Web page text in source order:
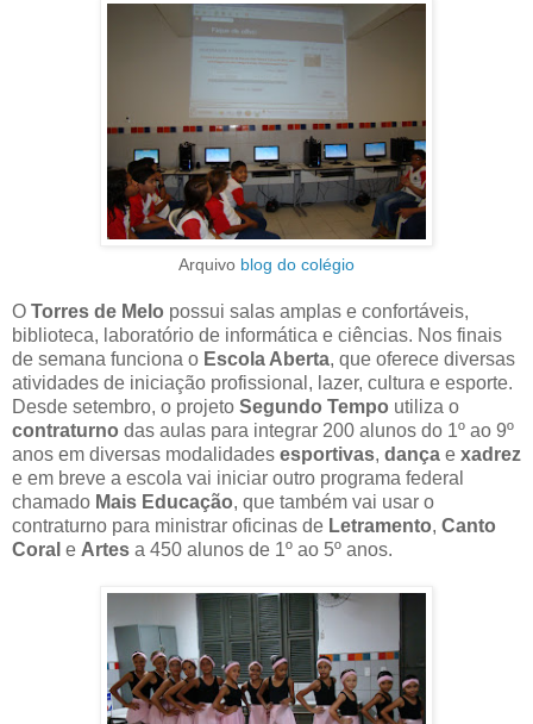
Arquivo blog do colégio
O Torres de Melo possui salas amplas e confortáveis,
biblioteca, laboratório de informática e ciências. Nos finais
de semana funciona o Escola Aberta, que oferece diversas
atividades de iniciação profissional, lazer, cultura e esporte.
Desde setembro, o projeto Segundo Tempo utiliza o
contraturno das aulas para integrar 200 alunos do 1º ao 9º
anos em diversas modalidades esportivas, dança e xadrez
e em breve a escola vai iniciar outro programa federal
chamado Mais Educação, que também vai usar o
contraturno para ministrar oficinas de Letramento, Canto
Coral e Artes a 450 alunos de 1º ao 5º anos.